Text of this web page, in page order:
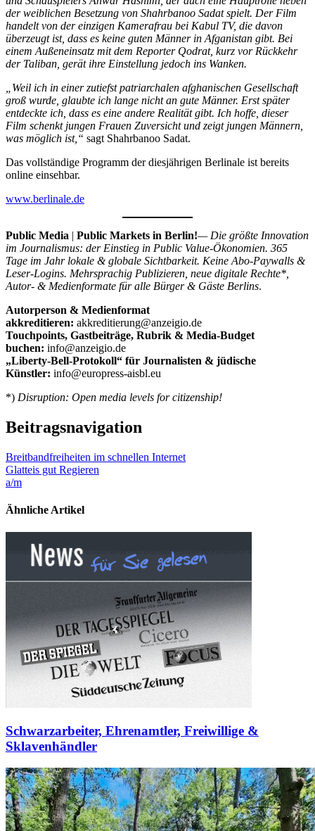
der weiblichen Besetzung von Shahrbanoo Sadat spielt. Der Film
handelt von der einzigen Kamerafrau bei Kabul TV, die davon
überzeugt ist, dass es keine guten Männer in Afganistan gibt. Bei
einem Außeneinsatz mit dem Reporter Qodrat, kurz vor Rückkehr
der Taliban, gerät ihre Einstellung jedoch ins Wanken.
„Weil ich in einer zutiefst patriarchalen afghanischen Gesellschaft
groß wurde, glaubte ich lange nicht an gute Männer. Erst später
entdeckte ich, dass es eine andere Realität gibt. Ich hoffe, dieser
Film schenkt jungen Frauen Zuversicht und zeigt jungen Männern,
was möglich ist,“ sagt Shahrbanoo Sadat.
Das vollständige Programm der diesjährigen Berlinale ist bereits
online einsehbar.
www.berlinale.de
Public Media | Public Markets in Berlin!— Die größte Innovation
im Journalismus: der Einstieg in Public Value-Ökonomien. 365
Tage im Jahr lokale & globale Sichtbarkeit. Keine Abo-Paywalls &
Leser-Logins. Mehrsprachig Publizieren, neue digitale Rechte*,
Autor- & Medienformate für alle Bürger & Gäste Berlins.
Autorperson & Medienformat
akkreditieren: akkreditierung@anzeigio.de
Touchpoints, Gastbeiträge, Rubrik & Media-Budget
buchen: info@anzeigio.de
„Liberty-Bell-Protokoll“ für Journalisten & jüdische
Künstler: info@europress-aisbl.eu
*) Disruption: Open media levels for citizenship!
Beitragsnavigation
Breitbandfreiheiten im schnellen Internet
Glatteis gut Regieren
a/m
Ähnliche Artikel
Schwarzarbeiter, Ehrenamtler, Freiwillige &
Sklavenhändler